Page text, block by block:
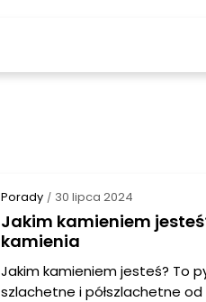
Porady / 30 lipca 2024
Jakim kamieniem
kamienia
Jakim kamieniem jesteś? To
szlachetne i półszlachetne